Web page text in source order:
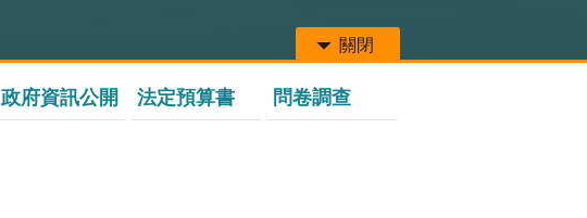
關閉
政府資訊公開 法定預算書 問卷調查